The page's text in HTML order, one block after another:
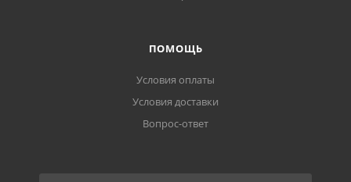
ПОМОЩЬ
Условия оплаты
Условия доставки
Вопрос-ответ